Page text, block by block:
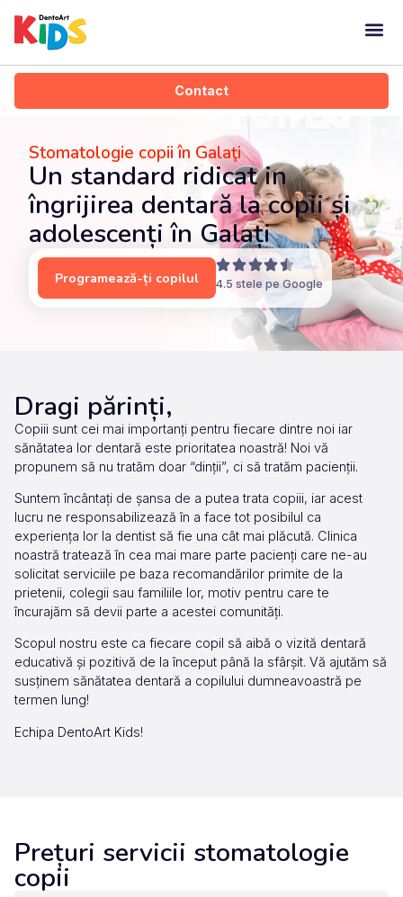
Contact
Stomatologie copii în Galaţi
Un standard ridicat in
îngrijirea dentară la copii și
adolescenți în Galați
Programează-ți copilul 4.5 stele pe Google
Dragi părinți,
Copiii sunt cei mai importanți pentru fiecare dintre noi iar
sănătatea lor dentară este prioritatea noastră! Noi vă
propunem să nu tratăm doar “dinţii”, ci să tratăm pacienții.
Suntem încântați de șansa de a putea trata copiii, iar acest
lucru ne responsabilizează în a face tot posibilul ca
experiența lor la dentist să fie una cât mai plăcută. Clinica
noastră tratează în cea mai mare parte pacienți care ne-au
solicitat serviciile pe baza recomandărilor primite de la
prietenii, colegii sau familiile lor, motiv pentru care te
încurajăm să devii parte a acestei comunități.
Scopul nostru este ca fiecare copil să aibă o vizită dentară
educativă și pozitivă de la început până la sfârșit. Vă ajutăm să
susținem sănătatea dentară a copilului dumneavoastră pe
termen lung!
Echipa DentoArt Kids!
Prețuri servicii stomatologie
copii